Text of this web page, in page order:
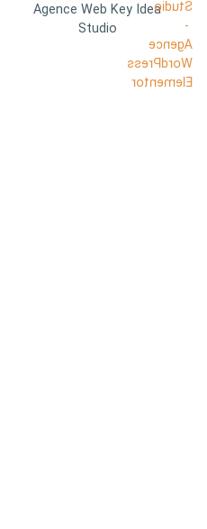
Agence Web Key Idea
Studio